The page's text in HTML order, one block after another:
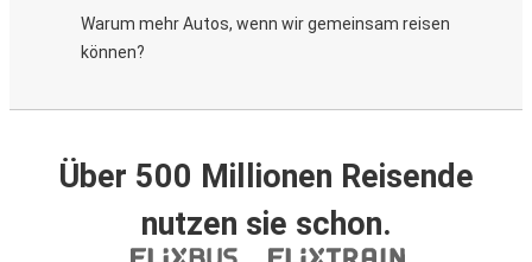
Warum mehr Autos, wenn wir gemeinsam reisen
können?
Über 500 Millionen Reisende
nutzen sie schon.